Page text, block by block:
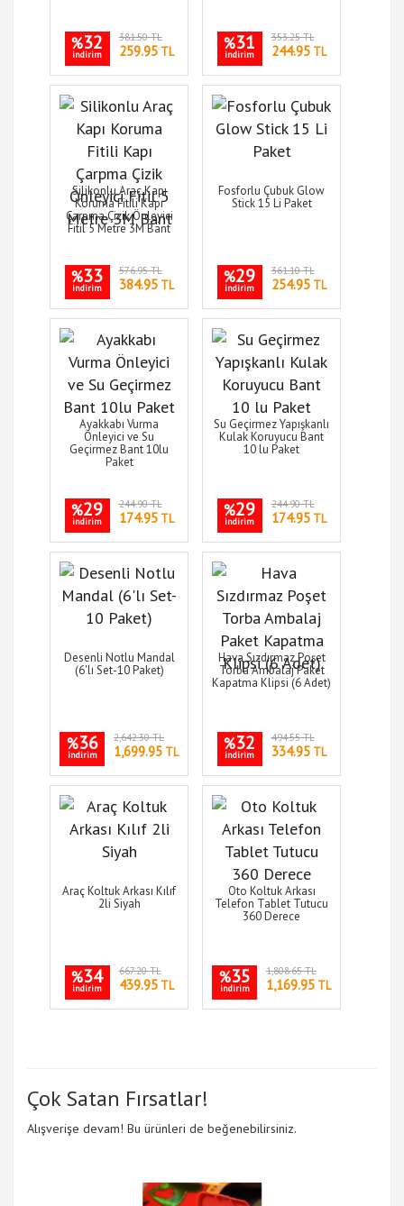
%32
indirim
381.50 TL
259.95TL %31
indirim
353.25 TL
244.95TL
Silikonlu Araç Kapı
Koruma Fitili Kapı
Çarpma Çizik Önleyici
Fitil 5 Metre 3M Bant
%33
indirim
576.95 TL
384.95TL
Fosforlu Çubuk Glow
Stick 15 Li Paket
%29
indirim
361.10 TL
254.95TL
Ayakkabı Vurma
Önleyici ve Su
Geçirmez Bant 10lu
Paket
%29
indirim
244.90 TL
174.95TL
Su Geçirmez Yapışkanlı
Kulak Koruyucu Bant
10 lu Paket
%29
indirim
244.90 TL
174.95TL
Desenli Notlu Mandal
(6'lı Set-10 Paket)
%36
indirim
2,642.30 TL
1,699.95 TL
Hava Sızdırmaz Poşet
Torba Ambalaj Paket
Kapatma Klipsi (6 Adet)
%32
indirim
494.55 TL
334.95TL
Araç Koltuk Arkası Kılıf
2li Siyah
%34
indirim
667.20 TL
439.95TL
Oto Koltuk Arkası
Telefon Tablet Tutucu
360 Derece
%35
indirim
1,808.65 TL
1,169.95 TL
Çok Satan Fırsatlar!
Alışverişe devam! Bu ürünleri de beğenebilirsiniz.